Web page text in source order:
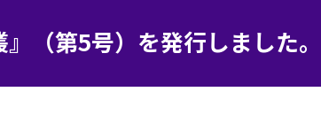
（第5号）を発行しました。